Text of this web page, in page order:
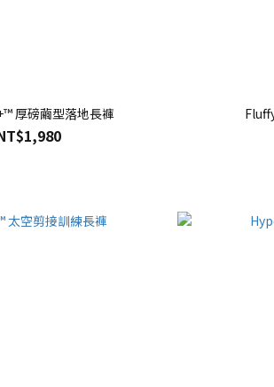
厚磅繭型落地長褲